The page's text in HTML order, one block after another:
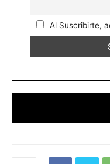
Al Suscribirte,